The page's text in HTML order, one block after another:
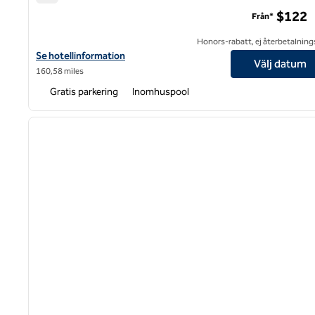
Visa hotelluppgifter för DoubleTree by Hilton Hotel Buffalo –
Se hotellinformation
160,58 miles
Från* $122
Honors-rabatt, ej
Välj datum
Gratis parkering Inomhuspool
1 av 10